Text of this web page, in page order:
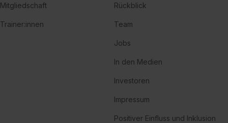
Mitgliedschaft
Trainer:innen
Rückblick
Team
Jobs
In den Medien
Investoren
Impressum
Positiver Einfluss und Inklusion